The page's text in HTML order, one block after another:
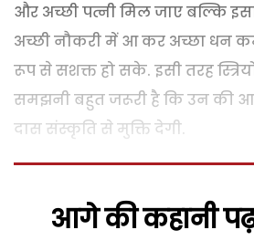
और अच्छी पत्नी मिल जाए बल्कि
अच्छी नौकरी में आ कर अच्छा धन
रूप से सशक्त हो सके. इसी तरह
समझनी बहुत जरूरी है कि उन की
दास संस्कृति से मुक्ति देगी.
आगे की कहानी